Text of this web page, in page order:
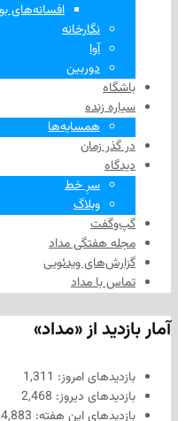
افسانه‌های
نگارخانه
آوا
دوربین
باشگاه
سیاره زنده
همسایه‌ها
در گذر زمان
دیدگاه
سرِ خط
وبلاگ
گپ‌وگفت
مجله هفتگی مداد
گزارش‌های ویدئویی
تماس با مداد
آمار بازدید از «مداد»
بازدیدهای امروز: 1,311
بازدیدهای دیروز: 2,468
بازدیدهای این هفته: